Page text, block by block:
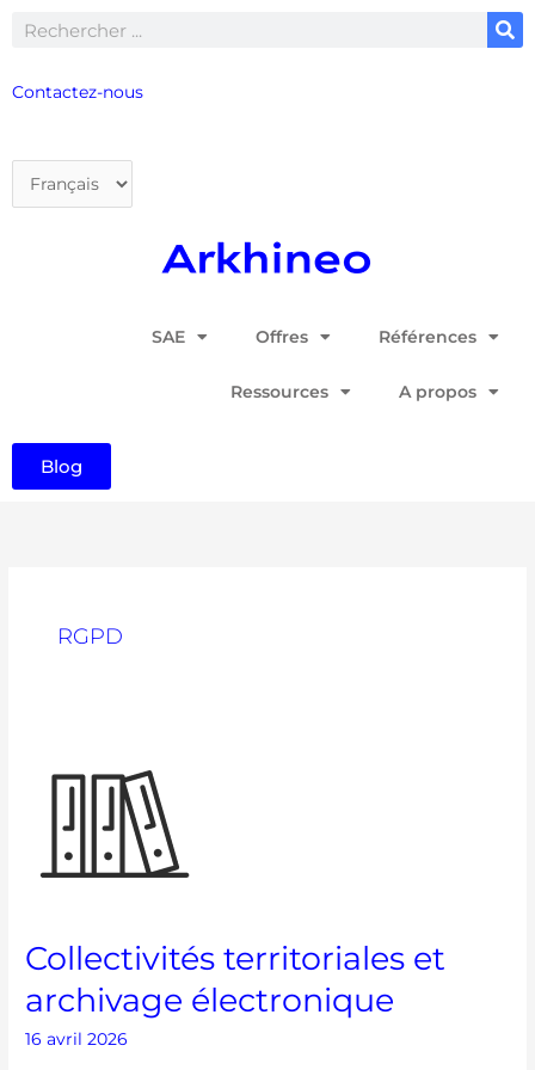
Rechercher
Contactez-nous
une
SAE Offres Références
Ressources A propos
Blog
RGPD
Collectivités territoriales et
archivage électronique
16 avril 2026
territoriales
archivage
électronique